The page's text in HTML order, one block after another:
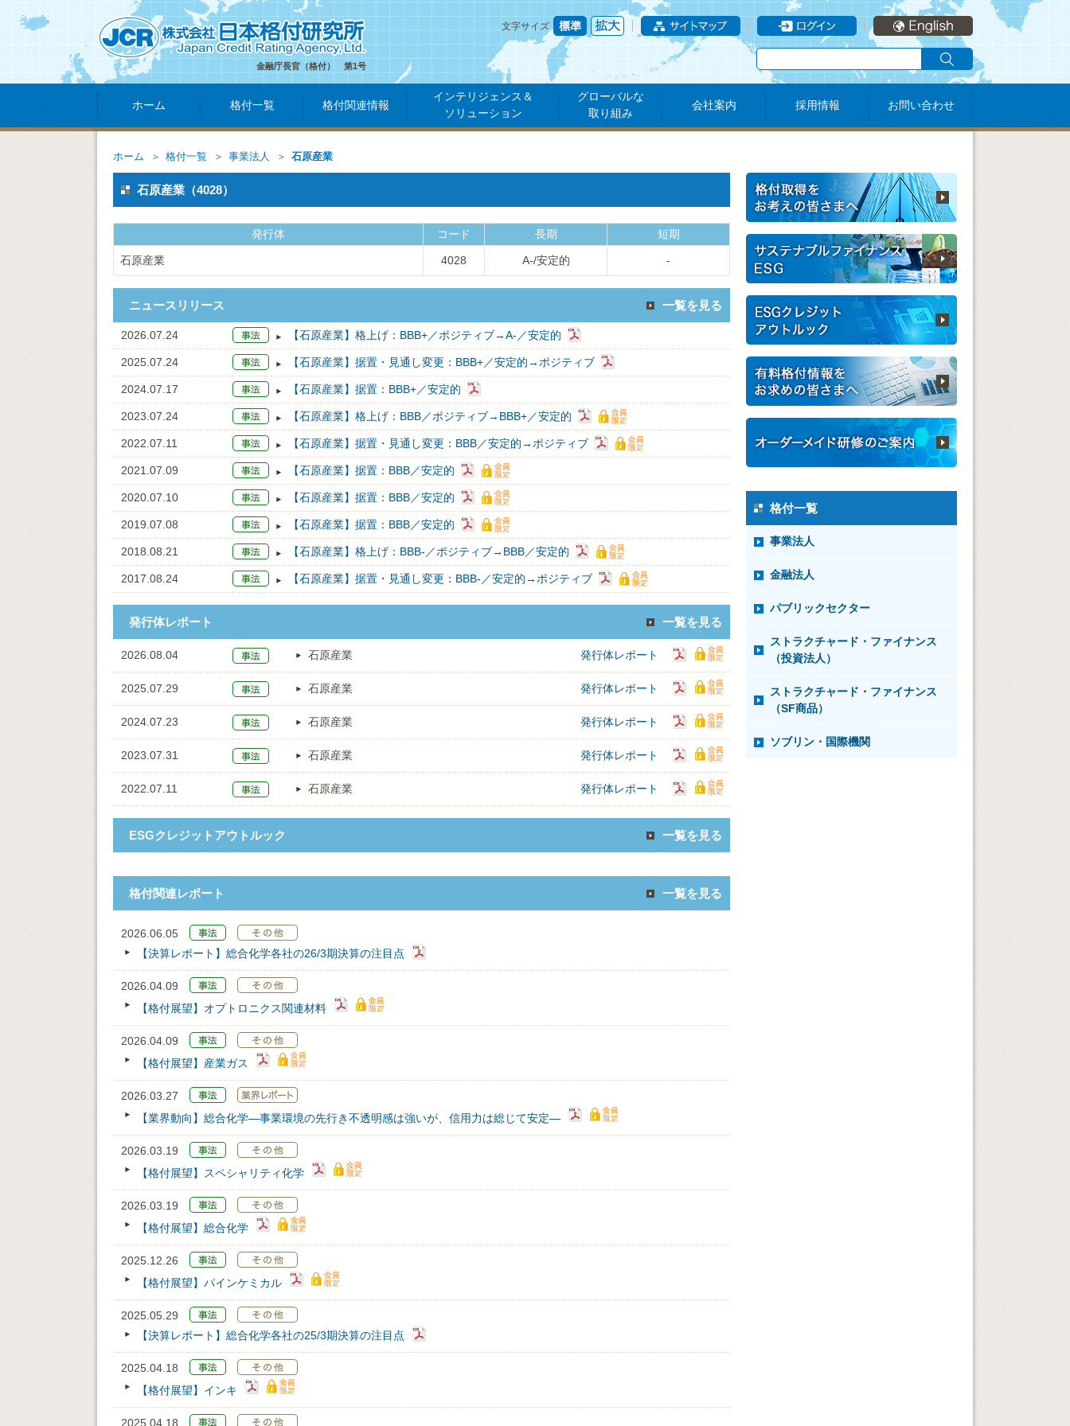
金融庁長官（格付） 第1号
文字サイズ
ホーム 格付一覧 格付関連情報
インテリジェンス＆
ソリューション
グローバルな
取り組み
会社案内 採用情報 お問い合わせ
ホーム 格付一覧 事業法人 石原産業
石原産業（4028）
発行体 コード 長期 短期
石原産業 4028 A-/安定的 -
ニュースリリース 一覧を見る
2026.07.24 【石原産業】格上げ：BBB+／ポジティブ→A-／安定的
2025.07.24 【石原産業】据置・見通し変更：BBB+／安定的→ポジティブ
2024.07.17 【石原産業】据置：BBB+／安定的
2023.07.24 【石原産業】格上げ：BBB／ポジティブ→BBB+／安定的
2022.07.11 【石原産業】据置・見通し変更：BBB／安定的→ポジティブ
2021.07.09 【石原産業】据置：BBB／安定的
2020.07.10 【石原産業】据置：BBB／安定的
2019.07.08 【石原産業】据置：BBB／安定的
2018.08.21 【石原産業】格上げ：BBB-／ポジティブ→BBB／安定的
2017.08.24 【石原産業】据置・見通し変更：BBB-／安定的→ポジティブ
発行体レポート 一覧を見る
2026.08.04 石原産業 発行体レポート
2025.07.29 石原産業 発行体レポート
2024.07.23 石原産業 発行体レポート
2023.07.31 石原産業 発行体レポート
2022.07.11 石原産業 発行体レポート
ESGクレジットアウトルック 一覧を見る
格付関連レポート 一覧を見る
2026.06.05
【決算レポート】総合化学各社の26/3期決算の注目点
2026.04.09
【格付展望】オプトロニクス関連材料
2026.04.09
【格付展望】産業ガス
2026.03.27
【業界動向】総合化学―事業環境の先行き不透明感は強いが、信用力は総じて安定―
2026.03.19
【格付展望】スペシャリティ化学
2026.03.19
【格付展望】総合化学
2025.12.26
【格付展望】パインケミカル
2025.05.29
【決算レポート】総合化学各社の25/3期決算の注目点
2025.04.18
【格付展望】インキ
2025.04.18
格付一覧
事業法人
金融法人
パブリックセクター
ストラクチャード・ファイナンス
（投資法人）
ストラクチャード・ファイナンス
（SF商品）
ソブリン・国際機関